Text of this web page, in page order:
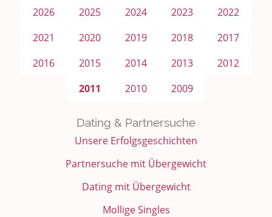
2026 2025 2024 2023
2022
2021
2020 2019 2018
2017
2016
2015 2014 2013
2012
2011
2010 2009
Dating & Partnersuche
Unsere Erfolgsgeschichten
Partnersuche mit Übergewicht
Dating mit Übergewicht
Mollige Singles